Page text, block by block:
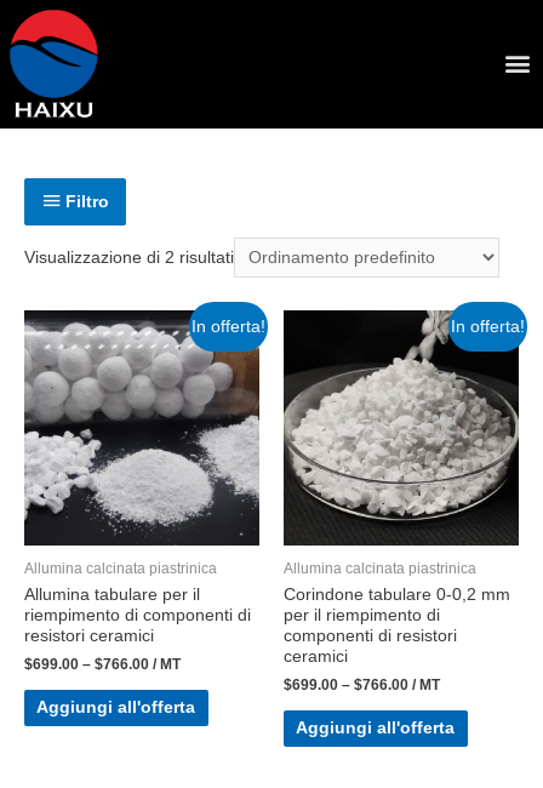
Filtro
Visualizzazione di 2 risultati
In offerta!
Allumina calcinata piastrinica
Allumina tabulare per il
riempimento di componenti di
resistori ceramici
$699.00 – $766.00 / MT
Aggiungi all'offerta
In offerta!
Allumina calcinata piastrinica
Corindone tabulare 0-0,2 mm
per il riempimento di
componenti di resistori
ceramici
$699.00 – $766.00 / MT
Aggiungi all'offerta